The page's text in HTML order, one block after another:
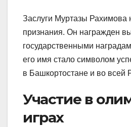
Заслуги Муртазы Рахимова
признания. Он награжден
государственными
его имя стало символом
в Башкортостане и во всей
Участие в
играх